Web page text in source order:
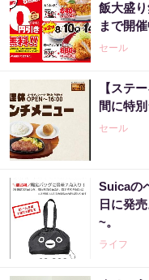
飯大盛
まで開催
セール
【ステ
間に特
セール
Suicaの
日に発
~。
ライフ